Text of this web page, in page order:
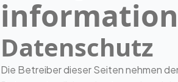
Datenschutz
Die Betreiber dieser Seiten nehmen